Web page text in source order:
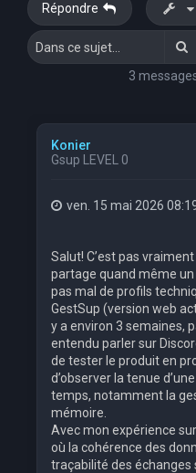
Répondre
3
Konier
Gsup LEVEL 0
ven. 15 mai 2026
Salut! C’est pas
partage quand même
pas mal de profils
GestSup (version web
y a environ 3 semaines,
entendu parler sur
de tester le produit en
d’observer la tenue
temps, notamment la
mémoire.
Avec mon expérience
où la cohérence des
traçabilité des